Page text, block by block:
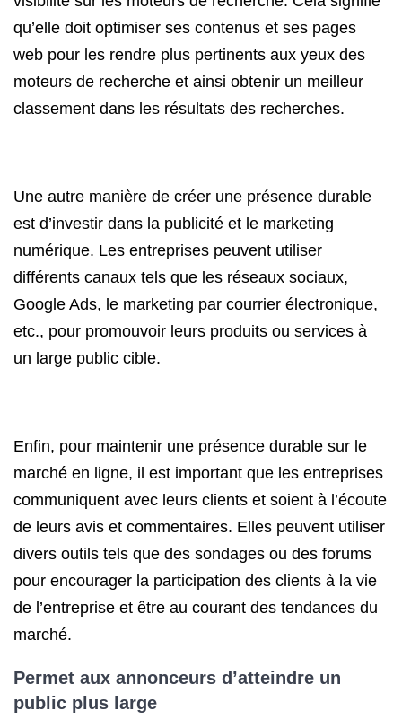
qu’elle doit optimiser ses contenus et ses pages
web pour les rendre plus pertinents aux yeux des
moteurs de recherche et ainsi obtenir un meilleur
classement dans les résultats des recherches.
Une autre manière de créer une présence durable
est d’investir dans la publicité et le marketing
numérique. Les entreprises peuvent utiliser
différents canaux tels que les réseaux sociaux,
Google Ads, le marketing par courrier électronique,
etc., pour promouvoir leurs produits ou services à
un large public cible.
Enfin, pour maintenir une présence durable sur le
marché en ligne, il est important que les entreprises
communiquent avec leurs clients et soient à l’écoute
de leurs avis et commentaires. Elles peuvent utiliser
divers outils tels que des sondages ou des forums
pour encourager la participation des clients à la vie
de l’entreprise et être au courant des tendances du
marché.
Permet aux annonceurs d’atteindre un
public plus large